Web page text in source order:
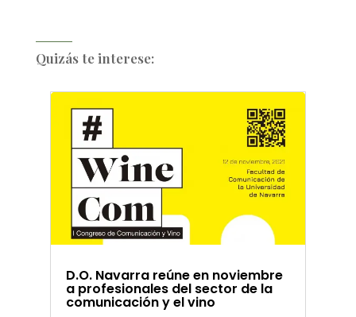
Quizás te interese:
D.O. Navarra reúne en noviembre
a profesionales del sector de la
comunicación y el vino